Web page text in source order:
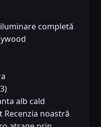
completă
alb cald
Recenzia noastră